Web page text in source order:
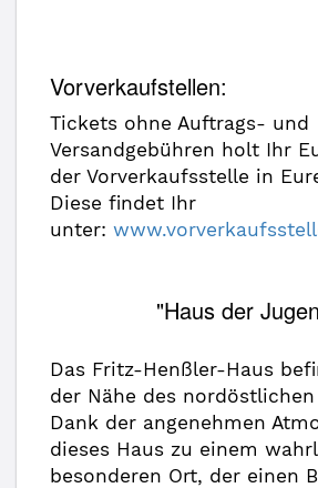
Vorverkaufstellen:
Tickets ohne Auftrags- und
Versandgebühren holt Ihr
der Vorverkaufsstelle in
Diese findet Ihr
unter:
"Haus der
Das Fritz-Henßler-Haus
der Nähe des nordöstlichen
Dank der angenehmen
dieses Haus zu einem
besonderen Ort, der einen